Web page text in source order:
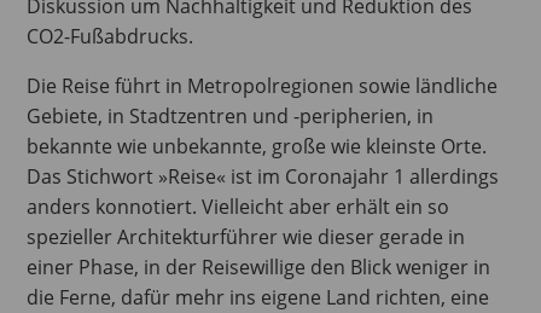
Diskussion um Nachhaltigkeit und Reduktion des
CO2-Fußabdrucks.
Die Reise führt in Metropolregionen sowie ländliche
Gebiete, in Stadtzentren und -peripherien, in
bekannte wie unbekannte, große wie kleinste Orte.
Das Stichwort »Reise« ist im Coronajahr 1 allerdings
anders konnotiert. Vielleicht aber erhält ein so
spezieller Architekturführer wie dieser gerade in
einer Phase, in der Reisewillige den Blick weniger in
die Ferne, dafür mehr ins eigene Land richten, eine